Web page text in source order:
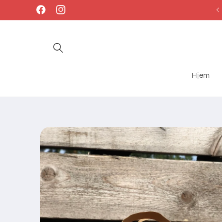
indholdFacebookInstagram
Hjem
Gå til
produktoplysninger